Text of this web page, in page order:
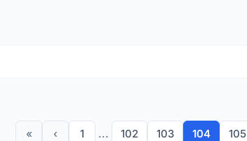
« ‹ 1 ... 102 103 104 105